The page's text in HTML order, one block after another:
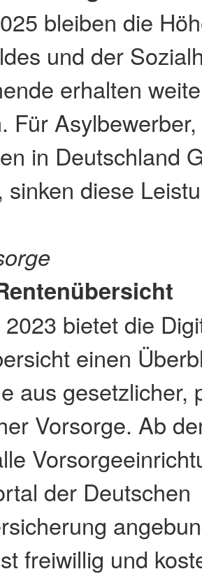
bleiben die
und der
erhalten
Für
in Deutschland
sinken diese
bietet die
einen
aus gesetzlicher,
Vorsorge. Ab
der Deutschen
freiwillig und